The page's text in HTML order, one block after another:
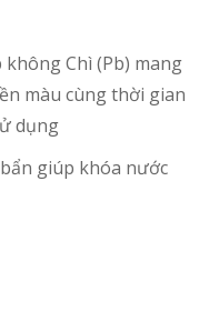
Chì (Pb) mang
màu cùng thời gian
dụng
giúp khóa nước